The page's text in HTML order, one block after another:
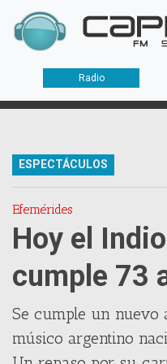
Radio
ESPECTÁCULOS
Efemérides
Hoy el
cumple 73
Se cumple un nuevo
músico argentino